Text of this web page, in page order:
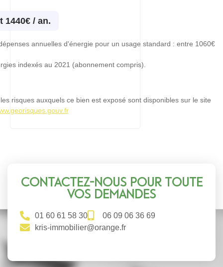
1440€ / an.
annuelles d'énergie pour un usage standard : entre 1060€
indexés au 2021 (abonnement compris).
risques auxquels ce bien est exposé sont disponibles sur le site
Contactez-nous pour toute
vos demandes
01 60 61 58 30
06 09 06 36 69
kris-immobilier@orange.fr